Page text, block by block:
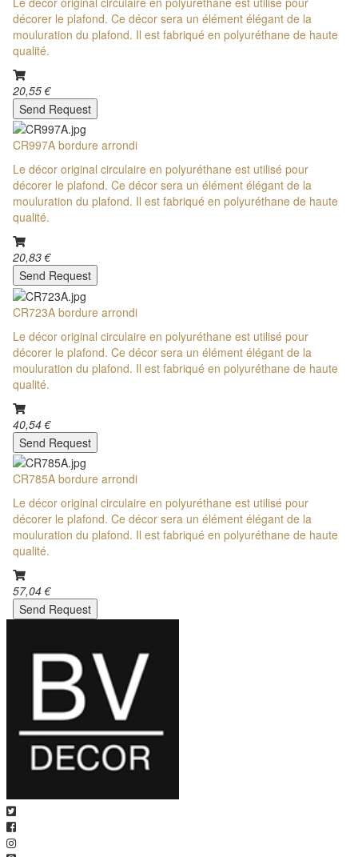
décorer le plafond. Ce décor sera un élément élégant de la
mouluration du plafond. Il est fabriqué en polyuréthane de haute
qualité.
20,55 €
Send Request
CR997A bordure arrondi
Le décor original circulaire en polyuréthane est utilisé pour
décorer le plafond. Ce décor sera un élément élégant de la
mouluration du plafond. Il est fabriqué en polyuréthane de haute
qualité.
20,83 €
Send Request
CR723A bordure arrondi
Le décor original circulaire en polyuréthane est utilisé pour
décorer le plafond. Ce décor sera un élément élégant de la
mouluration du plafond. Il est fabriqué en polyuréthane de haute
qualité.
40,54 €
Send Request
CR785A bordure arrondi
Le décor original circulaire en polyuréthane est utilisé pour
décorer le plafond. Ce décor sera un élément élégant de la
mouluration du plafond. Il est fabriqué en polyuréthane de haute
qualité.
57,04 €
Send Request